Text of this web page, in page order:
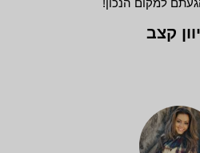
למקום הנכון!
קצב